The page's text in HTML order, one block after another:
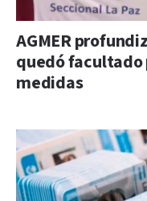
AGMER
quedó facultado
medidas